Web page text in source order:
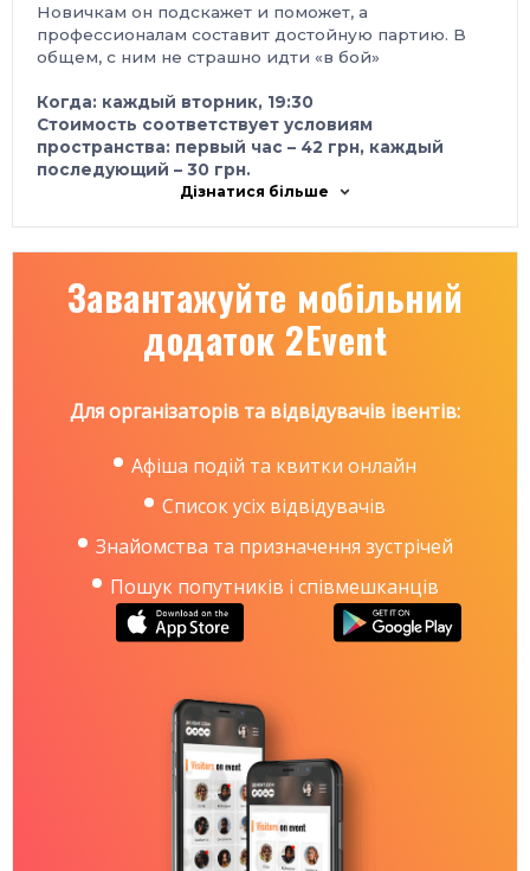
Новичкам он подскажет и поможет, а
профессионалам составит достойную партию. В
общем, с ним не страшно идти «в бой»
Когда: каждый вторник, 19:30
Стоимость соответствует условиям
пространства: первый час – 42 грн, каждый
последующий – 30 грн.
Дізнатися більше
Завантажуйте мобільний
додаток 2Event
Для організаторів та відвідувачів івентів:
Афіша подій та квитки онлайн
Список усіх відвідувачів
Знайомства та призначення зустрічей
Пошук попутників і співмешканців